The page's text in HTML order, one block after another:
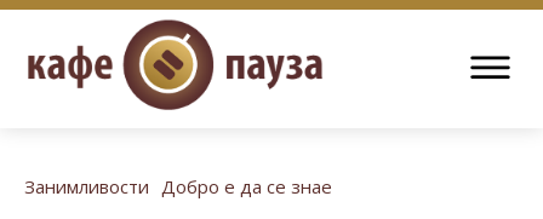
Занимливости Добро е да се знае